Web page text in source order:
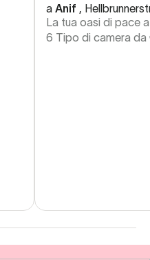
a Anif
La tua oasi di pace
6 Tipo di camera da